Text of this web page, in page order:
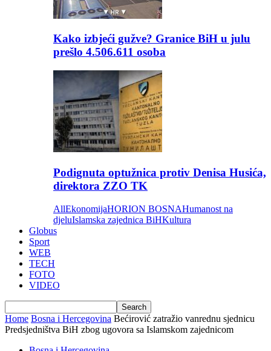
Kako izbjeći gužve? Granice BiH u julu
prešlo 4.506.611 osoba
Podignuta optužnica protiv Denisa Husića,
direktora ZZO TK
AllEkonomijaHORION BOSNAHumanost na
djeluIslamska zajednica BiHKultura
Globus
Sport
WEB
TECH
FOTO
VIDEO
Home Bosna i Hercegovina Bećirović zatražio vanrednu sjednicu
Predsjedništva BiH zbog ugovora sa Islamskom zajednicom